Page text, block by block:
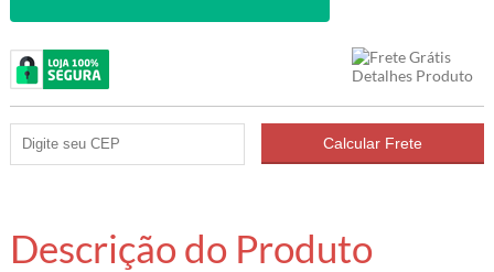
Descrição do Produto